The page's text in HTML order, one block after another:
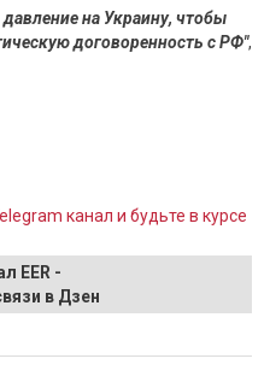
на Украину, чтобы
договоренность с РФ",
канал и будьте в курсе
EER -
в Дзен